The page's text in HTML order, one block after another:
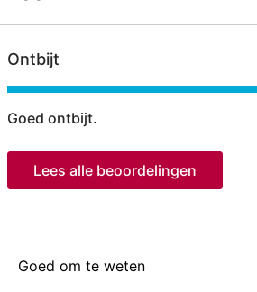
Ontbijt
Goed ontbijt.
Lees alle beoordelingen
Goed om te weten